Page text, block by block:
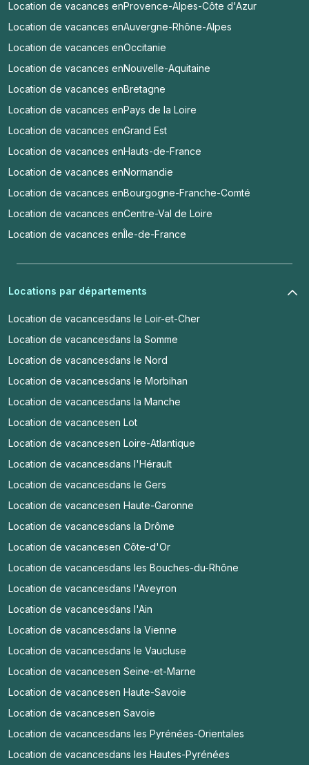
Location de vacances enProvence-Alpes-Côte d'Azur
Location de vacances enAuvergne-Rhône-Alpes
Location de vacances enOccitanie
Location de vacances enNouvelle-Aquitaine
Location de vacances enBretagne
Location de vacances enPays de la Loire
Location de vacances enGrand Est
Location de vacances enHauts-de-France
Location de vacances enNormandie
Location de vacances enBourgogne-Franche-Comté
Location de vacances enCentre-Val de Loire
Location de vacances enÎle-de-France
Locations par départements
Location de vacancesdans le Loir-et-Cher
Location de vacancesdans la Somme
Location de vacancesdans le Nord
Location de vacancesdans le Morbihan
Location de vacancesdans la Manche
Location de vacancesen Lot
Location de vacancesen Loire-Atlantique
Location de vacancesdans l'Hérault
Location de vacancesdans le Gers
Location de vacancesen Haute-Garonne
Location de vacancesdans la Drôme
Location de vacancesen Côte-d'Or
Location de vacancesdans les Bouches-du-Rhône
Location de vacancesdans l'Aveyron
Location de vacancesdans l'Ain
Location de vacancesdans la Vienne
Location de vacancesdans le Vaucluse
Location de vacancesen Seine-et-Marne
Location de vacancesen Haute-Savoie
Location de vacancesen Savoie
Location de vacancesdans les Pyrénées-Orientales
Location de vacancesdans les Hautes-Pyrénées